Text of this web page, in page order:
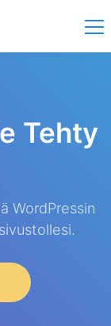
Tehty
WordPressin